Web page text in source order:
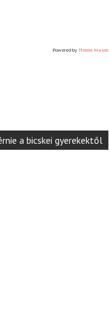
Powered by Theme Mason
a bicskei gyerekektől